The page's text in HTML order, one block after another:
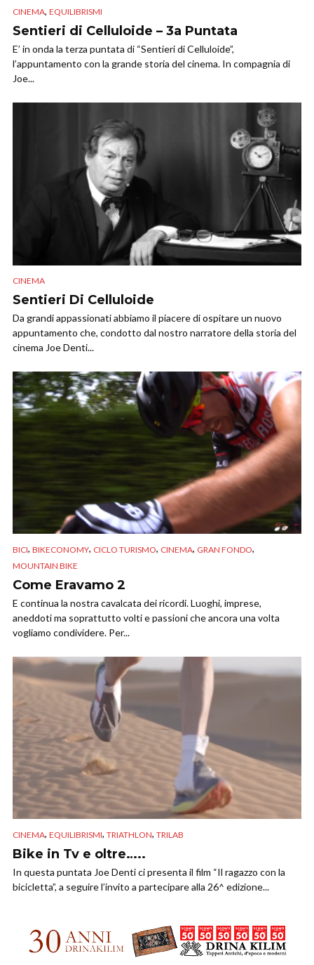
CINEMA, EQUILIBRISMI
Sentieri di Celluloide – 3a Puntata
E’ in onda la terza puntata di “Sentieri di Celluloide”,
l’appuntamento con la grande storia del cinema. In compagnia di
Joe...
CINEMA
Sentieri Di Celluloide
Da grandi appassionati abbiamo il piacere di ospitare un nuovo
appuntamento che, condotto dal nostro narratore della storia del
cinema Joe Denti...
BICI, BIKECONOMY, CICLO TURISMO, CINEMA, GRAN FONDO,
MOUNTAIN BIKE
Come Eravamo 2
E continua la nostra cavalcata dei ricordi. Luoghi, imprese,
aneddoti ma soprattutto volti e passioni che ancora una volta
vogliamo condividere. Per...
CINEMA, EQUILIBRISMI, TRIATHLON, TRILAB
Bike in Tv e oltre…..
In questa puntata Joe Denti ci presenta il film “Il ragazzo con la
bicicletta”, a seguire l’invito a partecipare alla 26^ edizione...